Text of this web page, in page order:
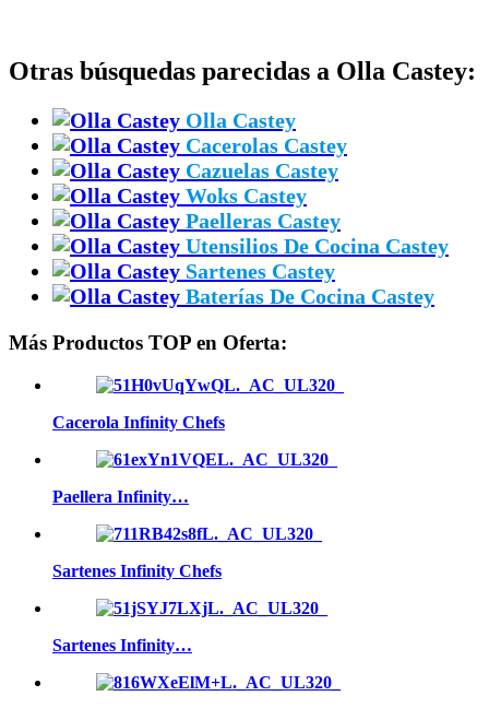
Otras búsquedas parecidas a Olla Castey:
Olla Castey
Cacerolas Castey
Cazuelas Castey
Woks Castey
Paelleras Castey
Utensilios De Cocina Castey
Sartenes Castey
Baterías De Cocina Castey
Más Productos TOP en Oferta:
Cacerola Infinity Chefs
Paellera Infinity…
Sartenes Infinity Chefs
Sartenes Infinity…